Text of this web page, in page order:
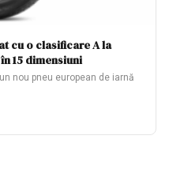
cu o clasificare A la
15 dimensiuni
nou pneu european de iarnă